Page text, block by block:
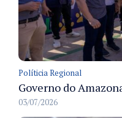
Políticia Regional
03/07/2026